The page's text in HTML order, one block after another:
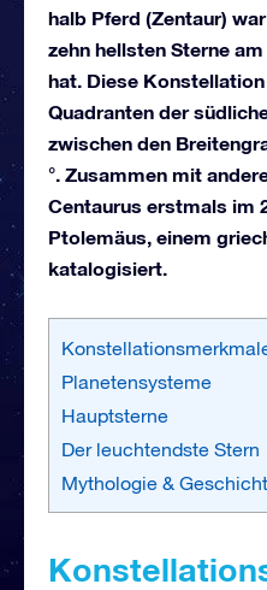
halb Pferd (Zentaur)
zehn hellsten Sterne
hat. Diese
Quadranten der
zwischen den
°. Zusammen mit
Centaurus erstmals im
Ptolemäus, einem
katalogisiert.
Planetensysteme
Hauptsterne
Der leuchtendste Stern
Mythologie &